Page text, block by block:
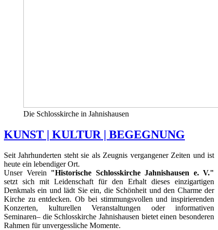
Die Schlosskirche in Jahnishausen
KUNST | KULTUR | BEGEGNUNG
Seit Jahrhunderten steht sie als Zeugnis vergangener Zeiten und ist
heute ein lebendiger Ort.
Unser Verein "Historische Schlosskirche Jahnishausen e. V."
setzt sich mit Leidenschaft für den Erhalt dieses einzigartigen
Denkmals ein und lädt Sie ein, die Schönheit und den Charme der
Kirche zu entdecken. Ob bei stimmungsvollen und inspirierenden
Konzerten, kulturellen Veranstaltungen oder informativen
Seminaren– die Schlosskirche Jahnishausen bietet einen besonderen
Rahmen für unvergessliche Momente.